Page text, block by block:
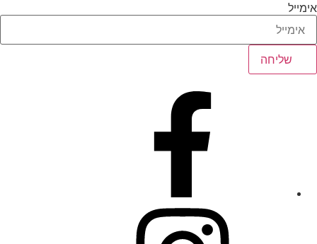
אימייל
שליחה